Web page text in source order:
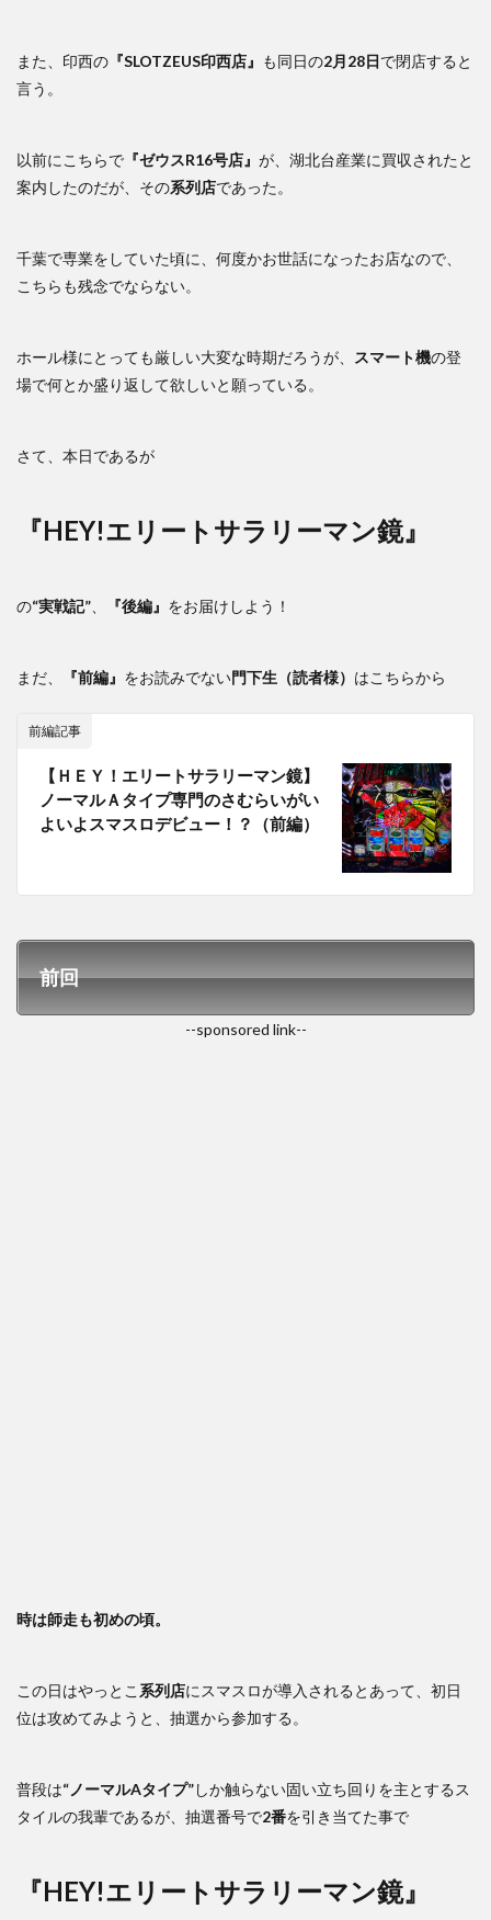
また、印西の 『SLOTZEUS印西店』 も同日の2月28日で閉店すると
言う。
以前にこちらで 『ゼウスR16号店』 が、湖北台産業に買収されたと
案内したのだが、その系列店であった。
千葉で専業をしていた頃に、何度かお世話になったお店なので、
こちらも残念でならない。
ホール様にとっても厳しい大変な時期だろうが、 スマート機の登
場で何とか盛り返して欲しいと願っている。
さて、本日であるが
『HEY!エリートサラリーマン鏡』
の“実戦記” 『後編』 をお届けしよう！
まだ、 『前編』 をお読みでない門下生（読者様） はこちらから
前編記事
【ＨＥＹ！エリートサラリーマン鏡】
ノーマルＡタイプ専門のさむらいがい
よいよスマスロデビュー！？（前編）
前回
--sponsored link--
時は師走も初めの頃。
この日はやっとこ 系列店にスマスロが導入されるとあって、初日
位は攻めてみようと、抽選から参加する。
普段は“ノーマルAタイプ”しか触らない固い立ち回りを主とするス
タイルの我輩であるが、抽選番号で2番を引き当てた事で
『HEY!エリートサラリーマン鏡』